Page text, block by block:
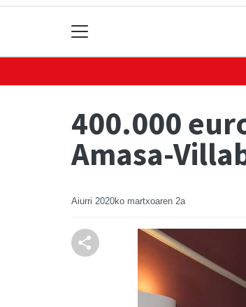
400.000
Amasa-
Aiurri 2020ko martxoaren 2a